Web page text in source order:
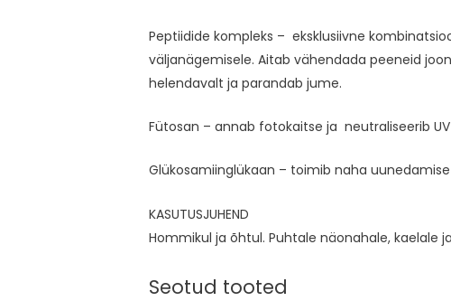
Peptiidide kompleks – eksklusiivne
väljanägemisele. Aitab vähendada peeneid
helendavalt ja parandab jume.
Fütosan – annab fotokaitse ja neutraliseerib
Glükosamiinglükaan – toimib naha
KASUTUSJUHEND
Hommikul ja õhtul. Puhtale näonahale, kaelale
Seotud tooted